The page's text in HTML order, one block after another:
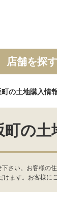
土地
店舗を探す
の土地購入情
町の土
さい。お客様
ます。お客様